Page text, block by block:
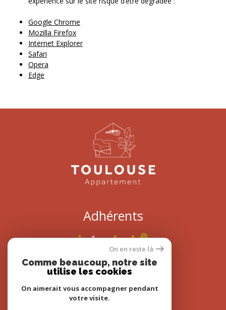
Google Chrome
Mozilla Firefox
Internet Explorer
Safari
Opera
Edge
Adhérents
On en reste là
Comme beaucoup, notre site
utilise les cookies
On aimerait vous accompagner pendant
votre visite.